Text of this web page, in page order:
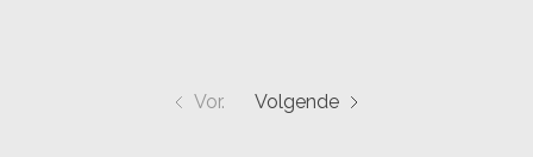
Vor. Volgende